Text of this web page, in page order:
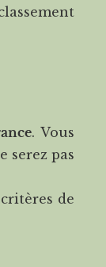
. Vous
serez pas
de